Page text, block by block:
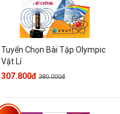
Tuyển Chọn Bài Tập Olympic
Vật Lí
307.800đ 380.000đ